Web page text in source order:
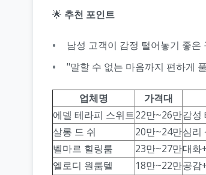
🌟 추천 포인트
남성 고객이 감정 털어놓기 좋은
"말할 수 없는 마음까지 편하게
업체명 가격대
에델 테라피 스위트22만~26만감성
살롱 드 쉬
20만~24만심리
벨마르 힐링룸
23만~27만대화
엘로디 원룸텔
18만~22만공감